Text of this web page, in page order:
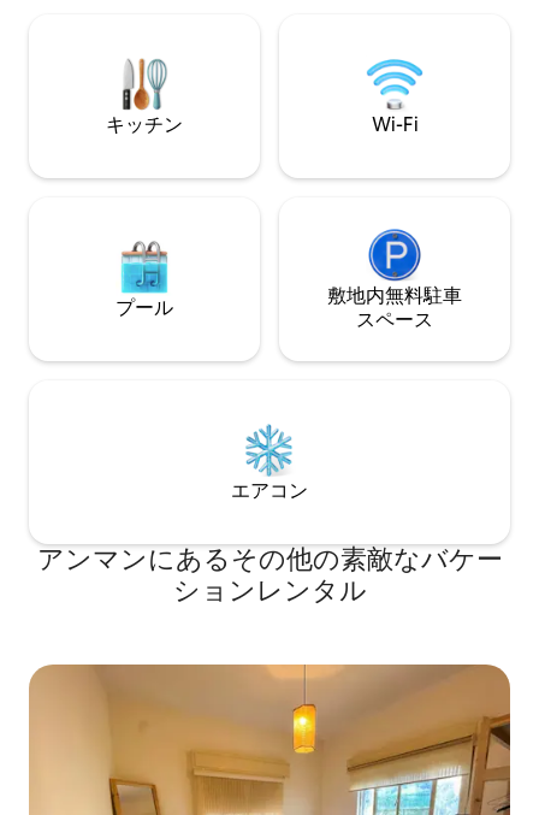
ニットは庭を共有し、活気あるダウンタ
ウンのシーンからわずか数メートルのと
ころにある平和なオアシスを提供しま
キッチン Wi-Fi
プール
敷地内無料駐⁠車
ス⁠ペ⁠ー⁠ス
エアコン
アンマンにあるその他の素敵なバケー
ションレンタル